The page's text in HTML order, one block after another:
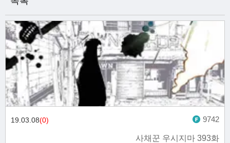
사채꾼 우시지마 393화
19.03.08(0) 9742